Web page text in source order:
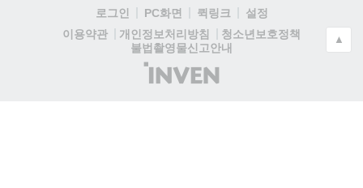
로그인 PC화면 퀵링크
설정
이용약관
개인정보처리방침
청소년보호정책
불법촬영물신고안내
(주)
인
▲